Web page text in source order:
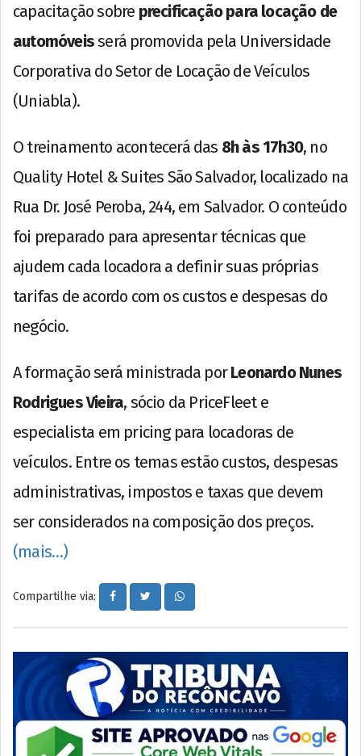
capacitação sobre precificação para locação de
automóveisserá promovida pela Universidade
Corporativa do Setor de Locação de Veículos
(Uniabla).
O treinamento acontecerá das 8h às 17h30, no
Quality Hotel & Suites São Salvador, localizado na
Rua Dr. José Peroba, 244, em Salvador. O conteúdo
foi preparado para apresentar técnicas que
ajudem cada locadora a definir suas próprias
tarifas de acordo com os custos e despesas do
negócio.
A formação será ministrada porLeonardo Nunes
Rodrigues Vieira, sócio da PriceFleet e
especialista em pricing para locadoras de
veículos. Entre os temas estão custos, despesas
administrativas, impostos e taxas que devem
ser considerados na composição dos preços.
(mais…)
Compartilhe via: